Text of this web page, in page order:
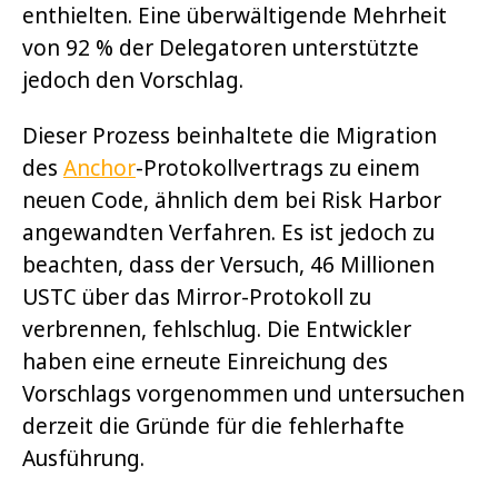
enthielten. Eine überwältigende Mehrheit
von 92 % der Delegatoren unterstützte
jedoch den Vorschlag.
Dieser Prozess beinhaltete die Migration
des Anchor-Protokollvertrags zu einem
neuen Code, ähnlich dem bei Risk Harbor
angewandten Verfahren. Es ist jedoch zu
beachten, dass der Versuch, 46 Millionen
USTC über das Mirror-Protokoll zu
verbrennen, fehlschlug. Die Entwickler
haben eine erneute Einreichung des
Vorschlags vorgenommen und untersuchen
derzeit die Gründe für die fehlerhafte
Ausführung.